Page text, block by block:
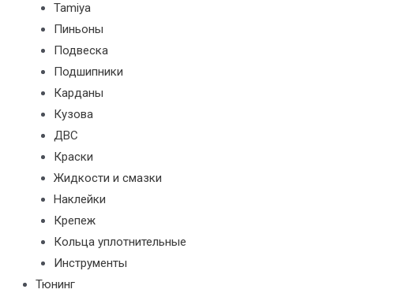
Tamiya
Пиньоны
Подвеска
Подшипники
Карданы
Кузова
ДВС
Краски
Жидкости и смазки
Наклейки
Крепеж
Кольца уплотнительные
Инструменты
Тюнинг